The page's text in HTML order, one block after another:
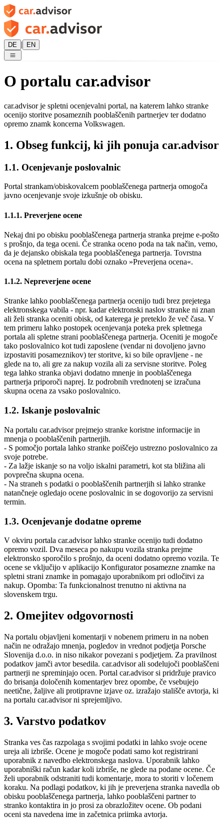
DE | EN
O portalu car.advisor
car.advisor je spletni ocenjevalni portal, na katerem lahko stranke
ocenijo storitve posameznih pooblaščenih partnerjev ter dodatno
opremo znamk koncerna Volkswagen.
1. Obseg funkcij, ki jih ponuja car.advisor
1.1. Ocenjevanje poslovalnic
Portal strankam/obiskovalcem pooblaščenega partnerja omogoča
javno ocenjevanje svoje izkušnje ob obisku.
1.1.1. Preverjene ocene
Nekaj dni po obisku pooblaščenega partnerja stranka prejme e-pošto
s prošnjo, da tega oceni. Če stranka oceno poda na tak način, vemo,
da je dejansko obiskala tega pooblaščenega partnerja. Tovrstna
ocena na spletnem portalu dobi oznako »Preverjena ocena«.
1.1.2. Nepreverjene ocene
Stranke lahko pooblaščenega partnerja ocenijo tudi brez prejetega
elektronskega vabila - npr. kadar elektronski naslov stranke ni znan
ali želi stranka oceniti obisk, od katerega je preteklo že več časa. V
tem primeru lahko postopek ocenjevanja poteka prek spletnega
portala ali spletne strani pooblaščenega partnerja. Oceniti je mogoče
tako poslovalnico kot tudi zaposlene (vendar ni dovoljeno javno
izpostaviti posameznikov) ter storitve, ki so bile opravljene - ne
glede na to, ali gre za nakup vozila ali za servisne storitve. Poleg
tega lahko stranka objavi dodatno mnenje in pooblaščenega
partnerja priporoči naprej. Iz podrobnih vrednotenj se izračuna
skupna ocena za vsako poslovalnico.
1.2. Iskanje poslovalnic
Na portalu car.advisor prejmejo stranke koristne informacije in
mnenja o pooblaščenih partnerjih.
- S pomočjo portala lahko stranke poiščejo ustrezno poslovalnico za
svoje potrebe.
- Za lažje iskanje so na voljo iskalni parametri, kot sta bližina ali
povprečna skupna ocena.
- Na straneh s podatki o pooblaščenih partnerjih si lahko stranke
natančneje ogledajo ocene poslovalnic in se dogovorijo za servisni
termin.
1.3. Ocenjevanje dodatne opreme
V okviru portala car.advisor lahko stranke ocenijo tudi dodatno
opremo vozil. Dva meseca po nakupu vozila stranka prejme
elektronsko sporočilo s prošnjo, da oceni dodatno opremo vozila. Te
ocene se vključijo v aplikacijo Konfigurator posamezne znamke na
spletni strani znamke in pomagajo uporabnikom pri odločitvi za
nakup. Opomba: Ta funkcionalnost trenutno ni aktivna na
slovenskem trgu.
2. Omejitev odgovornosti
Na portalu objavljeni komentarji v nobenem primeru in na noben
način ne odražajo mnenja, pogledov in vrednot podjetja Porsche
Slovenija d.o.o. in niso nikakor povezani s podjetjem. Za pravilnost
podatkov jamči avtor besedila. car.advisor ali sodelujoči pooblaščeni
partnerji ne spreminjajo ocen. Portal car.advisor si pridržuje pravico
do brisanja določenih komentarjev brez opombe, če vsebujejo
neetične, žaljive ali protipravne izjave oz. izražajo stališče avtorja, ki
na portalu car.advisor ni sprejemljivo.
3. Varstvo podatkov
Stranka ves čas razpolaga s svojimi podatki in lahko svoje ocene
ureja ali izbriše. Ocene je mogoče podati samo kot registrirani
uporabnik z navedbo elektronskega naslova. Uporabnik lahko
uporabniški račun kadar koli izbriše, ne glede na podane ocene. Če
želi uporabnik odstraniti tudi komentarje, mora to storiti v ločenem
koraku. Na podlagi podatkov, ki jih je preverjena stranka navedla ob
obisku pooblaščenega partnerja, lahko pooblaščeni partner to
stranko kontaktira in jo prosi za obrazložitev ocene. Ob podani
oceni sta navedena ime in začetnica priimka avtorja.